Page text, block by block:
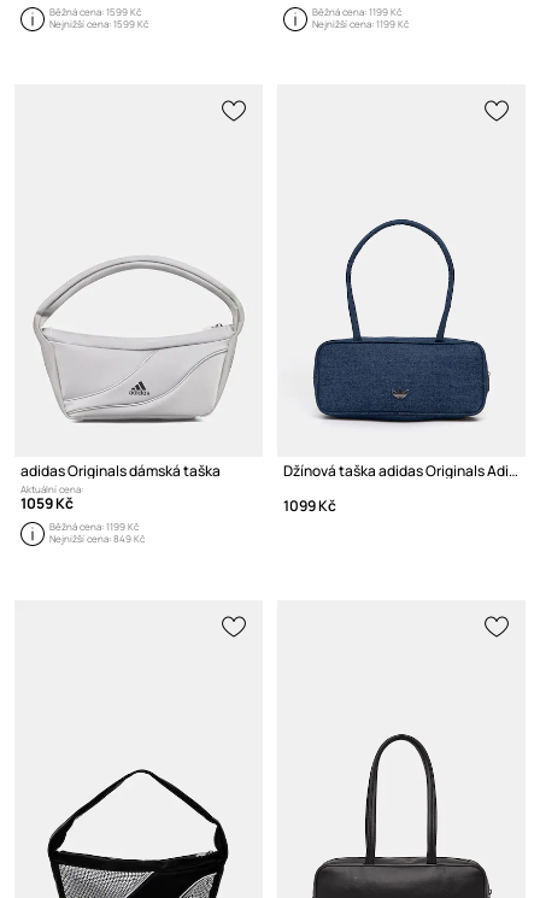
Běžná cena:1599 Kč
Nejnižší cena:1599 Kč
Běžná cena:1199 Kč
Nejnižší cena:1199 Kč
adidas Originals dámská taška
Aktuální cena:
1059 Kč
Běžná cena:1199 Kč
Nejnižší cena:849 Kč
Džínová taška adidas Originals Adicolor
1099 Kč